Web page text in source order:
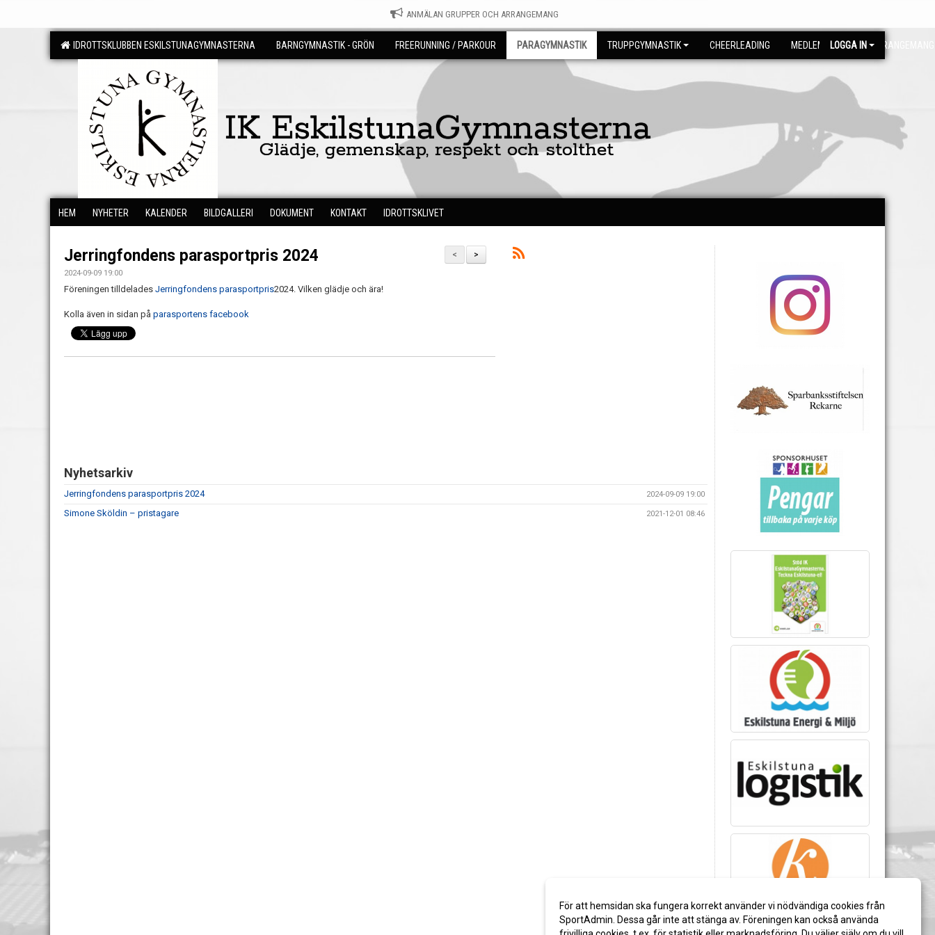
ANMÄLAN GRUPPER OCH ARRANGEMANG
IDROTTSKLUBBEN ESKILSTUNAGYMNASTERNA BARNGYMNASTIK - GRÖN FREERUNNING / PARKOUR PARAGYMNASTIK TRUPPGYMNASTIK CHEERLEADING MEDLEMSSIDA ARRANGEMANG
LOGGA IN
IK EskilstunaGymnasterna
Glädje, gemenskap, respekt och stolthet
HEM NYHETER KALENDER BILDGALLERI DOKUMENT KONTAKT IDROTTSKLIVET
>
<
Jerringfondens parasportpris 2024
2024-09-09 19:00
Föreningen tilldelades Jerringfondens parasportpris2024. Vilken glädje och ära!
Kolla även in sidan på parasportens facebook
Nyhetsarkiv
Jerringfondens parasportpris 2024 2024-09-09 19:00
Simone Sköldin – pristagare 2021-12-01 08:46
För att hemsidan ska fungera korrekt använder vi nödvändiga cookies från
SportAdmin. Dessa går inte att stänga av. Föreningen kan också använda